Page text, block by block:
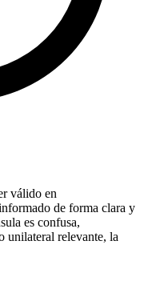
válido en
de forma clara y
es confusa,
unilateral relevante, la